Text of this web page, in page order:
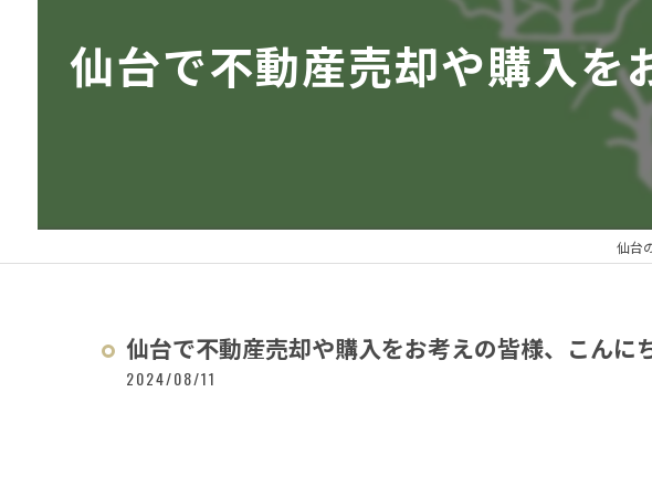
仙台で不動産売却や購入を
仙台
仙台で不動産売却や購入をお考えの皆様、こんに
2024/08/11